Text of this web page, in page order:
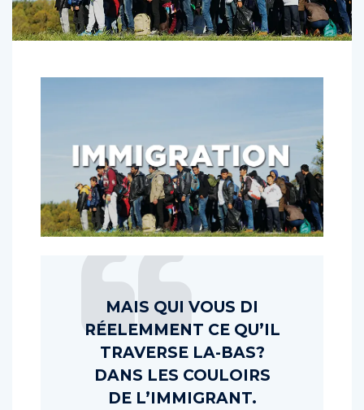
MAIS QUI VOUS DI
RÉELEMMENT CE QU’IL
TRAVERSE LA-BAS?
DANS LES COULOIRS
DE L’IMMIGRANT.